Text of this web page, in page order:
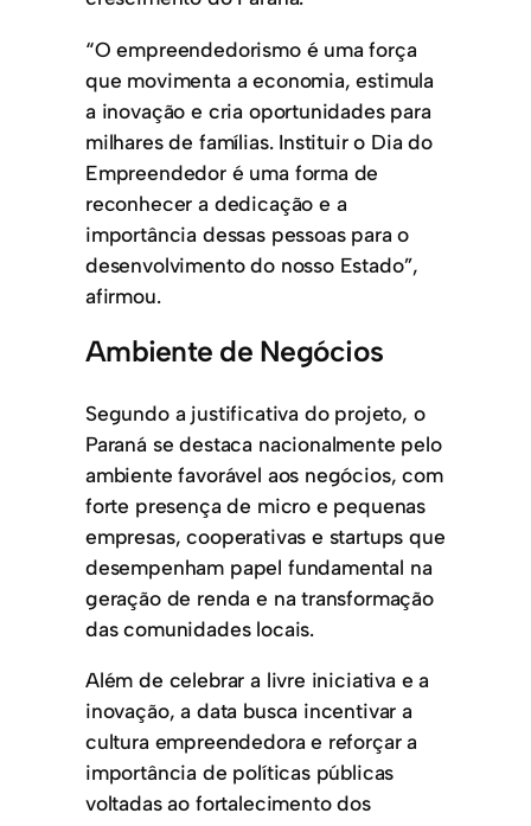
“O empreendedorismo é uma força
que movimenta a economia, estimula
a inovação e cria oportunidades para
milhares de famílias. Instituir o Dia do
Empreendedor é uma forma de
reconhecer a dedicação e a
importância dessas pessoas para o
desenvolvimento do nosso Estado”,
afirmou.
Ambiente de Negócios
Segundo a justificativa do projeto, o
Paraná se destaca nacionalmente pelo
ambiente favorável aos negócios, com
forte presença de micro e pequenas
empresas, cooperativas e startups que
desempenham papel fundamental na
geração de renda e na transformação
das comunidades locais.
Além de celebrar a livre iniciativa e a
inovação, a data busca incentivar a
cultura empreendedora e reforçar a
importância de políticas públicas
voltadas ao fortalecimento dos